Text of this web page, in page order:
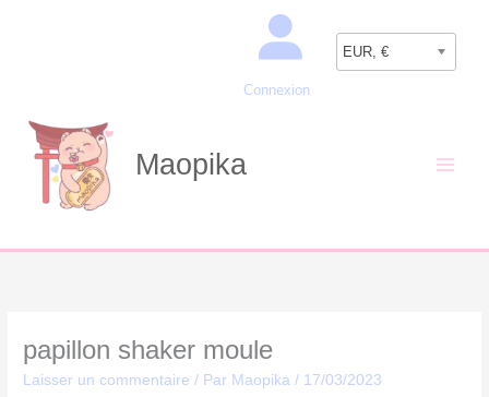
Connexion
EUR, €
Maopika
papillon shaker moule
Laisser un commentaire / Par Maopika/ 17/03/2023
Recherche